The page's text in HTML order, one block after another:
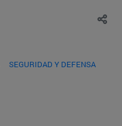
SEGURIDAD Y DEFENSA